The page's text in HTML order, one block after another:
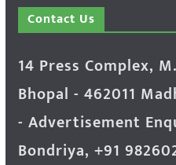
Contact Us
14 Press Complex,
Bhopal - 462011
- Advertisement
Bondriya, +91